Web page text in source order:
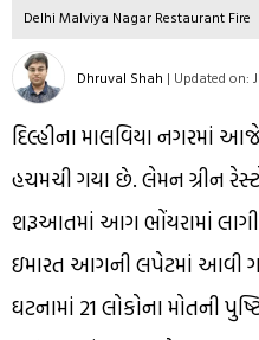
Delhi Malviya Nagar Restaurant Fire
Dhruval Shah | Updated on:
દિલ્હીના માલવિયા નગરમાં
હચમચી ગયા છે. લેમન ગ્રીન
શરૂઆતમાં આગ ભોંયરામાં લાગી
ઇમારત આગની લપેટમાં આવી
ઘટનામાં 21 લોકોના મોતની